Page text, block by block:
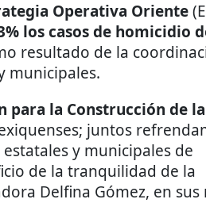
Operativa Oriente
los casos de homicidio
resultado de la
municipales.
para la Construcción de la
juntos
y municipales de
de la tranquilidad de la
Delfina Gómez, en sus